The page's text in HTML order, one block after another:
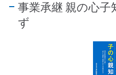
事業承継 親の心子
ず